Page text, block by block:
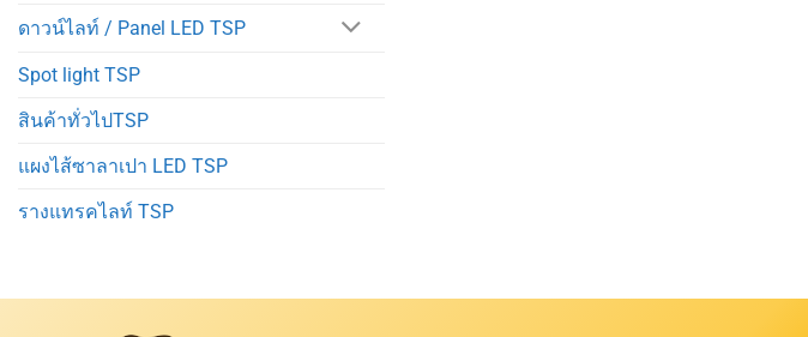
ดาวน์ไลท์ / Panel LED TSP
Spot light TSP
สินค้าทั่วไปTSP
แผงไส้ซาลาเปา LED TSP
รางแทรคไลท์ TSP